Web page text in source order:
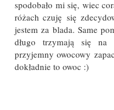
spodobało mi się, wiec
różach czuję się
jestem za blada. Same
długo trzymają się na
przyjemny owocowy
dokładnie to owoc :)